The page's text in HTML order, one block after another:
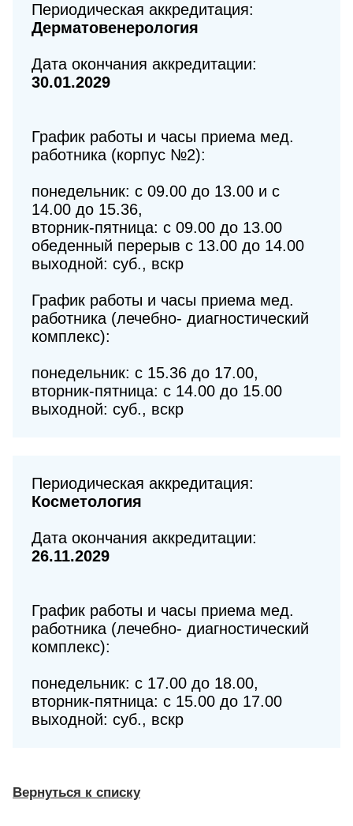
Периодическая аккредитация:
Дерматовенерология
Дата окончания аккредитации:
30.01.2029
График работы и часы приема мед.
работника (корпус №2):
понедельник: с 09.00 до 13.00 и с
14.00 до 15.36,
вторник-пятница: с 09.00 до 13.00
обеденный перерыв с 13.00 до 14.00
выходной: суб., вскр
График работы и часы приема мед.
работника (лечебно- диагностический
комплекс):
понедельник: с 15.36 до 17.00,
вторник-пятница: с 14.00 до 15.00
выходной: суб., вскр
Периодическая аккредитация:
Косметология
Дата окончания аккредитации:
26.11.2029
График работы и часы приема мед.
работника (лечебно- диагностический
комплекс):
понедельник: с 17.00 до 18.00,
вторник-пятница: с 15.00 до 17.00
выходной: суб., вскр
Вернуться к списку